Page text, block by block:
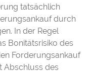
tatsächlich
durch
In der Regel
Bonitätsrisiko des
Forderungsankauf
Abschluss des